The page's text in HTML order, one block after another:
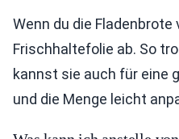
Wenn du die
Frischhaltefolie ab. So
kannst sie auch für eine
und die Menge leicht